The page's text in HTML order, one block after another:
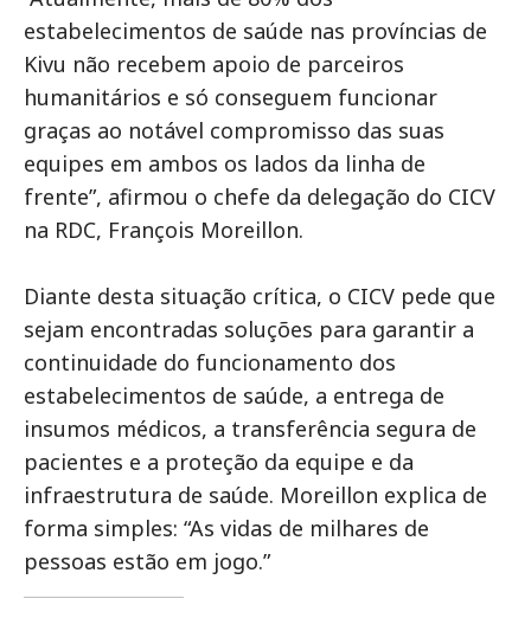
estabelecimentos de saúde nas províncias de
Kivu não recebem apoio de parceiros
humanitários e só conseguem funcionar
graças ao notável compromisso das suas
equipes em ambos os lados da linha de
frente”, afirmou o chefe da delegação do CICV
na RDC, François Moreillon.
Diante desta situação crítica, o CICV pede que
sejam encontradas soluções para garantir a
continuidade do funcionamento dos
estabelecimentos de saúde, a entrega de
insumos médicos, a transferência segura de
pacientes e a proteção da equipe e da
infraestrutura de saúde. Moreillon explica de
forma simples: “As vidas de milhares de
pessoas estão em jogo.”